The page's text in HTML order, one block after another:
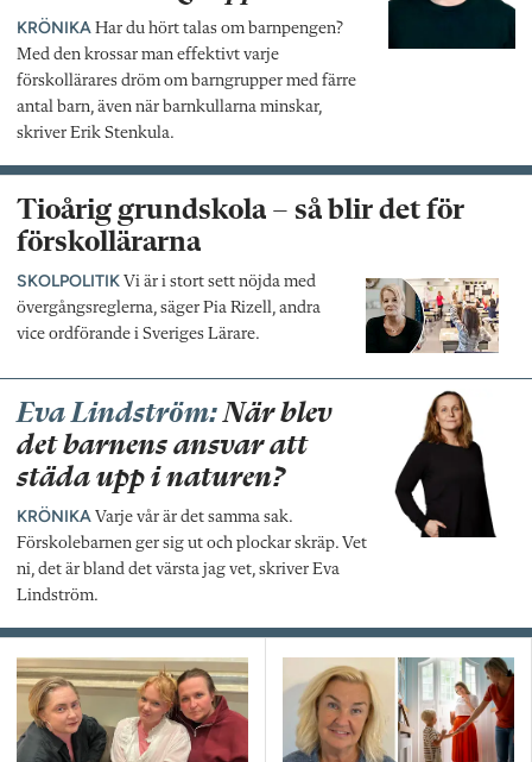
KRÖNIKA Har du hört talas om barnpengen?
Med den krossar man effektivt varje
förskollärares dröm om barngrupper med färre
antal barn, även när barnkullarna minskar,
skriver Erik Stenkula.
Tioårig grundskola – så blir det för
förskollärarna
SKOLPOLITIK Vi är i stort sett nöjda med
övergångsreglerna, säger Pia Rizell, andra
vice ordförande i Sveriges Lärare.
Eva Lindström:När blev
det barnens ansvar att
städa upp i naturen?
KRÖNIKA Varje vår är det samma sak.
Förskolebarnen ger sig ut och plockar skräp. Vet
ni, det är bland det värsta jag vet, skriver Eva
Lindström.